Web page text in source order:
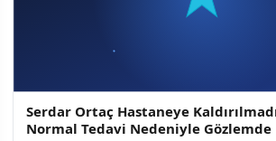
Serdar Ortaç Hastaneye
Normal Tedavi Nedeniyle Gözlemde